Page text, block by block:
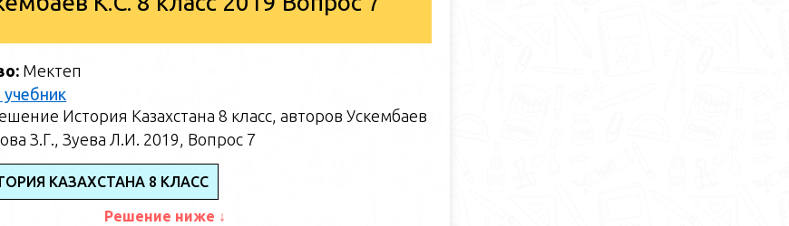
Мектеп
История Казахстана 8 класс, авторов Ускембаев
З.Г., Зуева Л.И. 2019, Вопрос 7
КАЗАХСТАНА 8 КЛАСС
Решение ниже ↓